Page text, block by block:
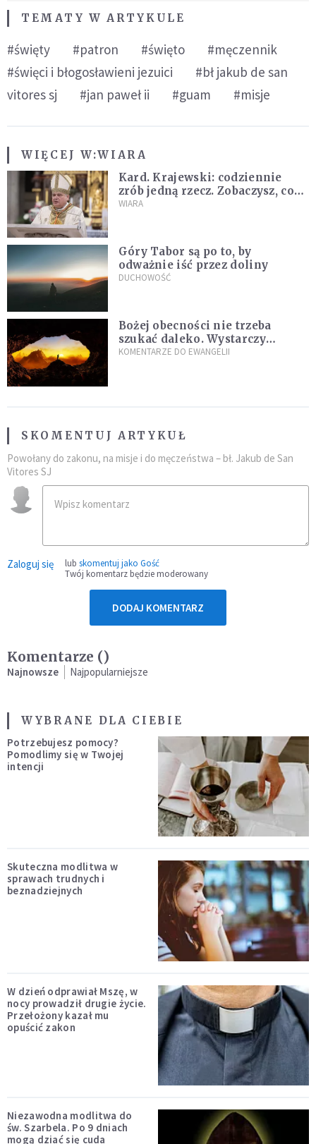
TEMATY W ARTYKULE
#święty #patron #święto
#męczennik
#święci i błogosławieni jezuici
#bł jakub de san
vitores sj
#jan paweł ii #guam #misje
WIĘCEJ W:WIARA
Kard. Krajewski: codziennie
zrób jedną rzecz. Zobaczysz, co
stanie się z twoim życiem
WIARA
Góry Tabor są po to, by
odważnie iść przez doliny
DUCHOWOŚĆ
Bożej obecności nie trzeba
szukać daleko. Wystarczy
nauczyć się słuchać
KOMENTARZE DO EWANGELII
SKOMENTUJ ARTYKUŁ
Powołany do zakonu, na misje i do męczeństwa – bł. Jakub de San
Vitores SJ
Zaloguj się lub skomentuj jako Gość
Twój komentarz będzie moderowany
DODAJ KOMENTARZ
Komentarze ()
Najnowsze Najpopularniejsze
WYBRANE DLA CIEBIE
Potrzebujesz pomocy?
Pomodlimy się w Twojej
intencji
Skuteczna modlitwa w
sprawach trudnych i
beznadziejnych
W dzień odprawiał Mszę, w
nocy prowadził drugie życie.
Przełożony kazał mu
opuścić zakon
Niezawodna modlitwa do
św. Szarbela. Po 9 dniach
mogą dziać się cuda